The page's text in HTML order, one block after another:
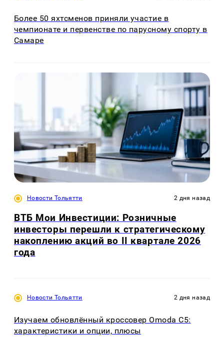
Более 50 яхтсменов приняли участие в
чемпионате и первенстве по парусному спорту в
Самаре
Новости Тольятти 2 дня назад
ВТБ Мои Инвестиции: Розничные
инвесторы перешли к стратегическому
накоплению акций во II квартале 2026
года
Новости Тольятти 2 дня назад
Изучаем обновлённый кроссовер Omoda C5:
характеристики и опции, плюсы